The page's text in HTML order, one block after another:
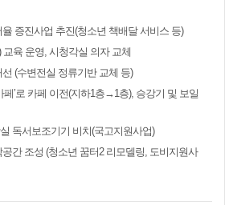
증진사업 추진(청소년 책배달 서비스 등)
교육 운영, 시청각실 의자 교체
(수변전실 정류기반 교체 등)
페’로 카페 이전(지하1층→1층), 승강기 및 보일
독서보조기기 비치(국고지원사업)
간 조성 (청소년 꿈터2 리모델링, 도비지원사